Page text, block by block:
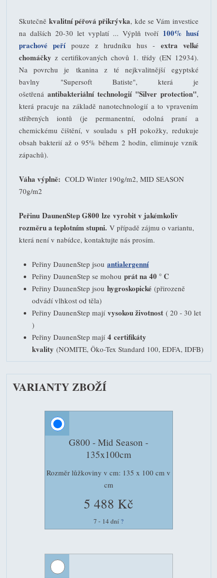
Skutečně kvalitní péřová přikrývka, kde se Vám investice
na dalších 20-30 let vyplatí ... Výplň tvoří 100% husí
prachové peřípouze z hrudníku hus - extra velké
chomáčky z certifikovaných chovů 1. třídy (EN 12934).
Na povrchu je tkanina z té nejkvalitnější egyptské
bavlny "Supersoft Batiste", která je
ošetřenáantibakteriální technologií "Silver protection",
která pracuje na základě nanotechnologií a to vpravením
stříbrných iontů (je permanentní, odolná praní a
chemickému čištění, v souladu s pH pokožky, redukuje
obsah bakterií až o 95% během 2 hodin, eliminuje vznik
zápachů).
Váha výplně: COLD Winter 190g/m2, MID SEASON
70g/m2
Peřinu DaunenStep G800 lze vyrobit v jakémkoliv
rozměru a teplotním stupni. V případě zájmu o variantu,
která není v nabídce, kontaktujte nás prosím.
Peřiny DaunenStep jsou antialergenní
Peřiny DaunenStep se mohou prát na 40 ° C
Peřiny DaunenStep jsou hygroskopické (přirozeně
odvádí vlhkost od těla)
Peřiny DaunenStep mají vysokou životnost ( 20 - 30 let
)
Peřiny DaunenStep mají 4 certifikáty
kvality (NOMITE, Öko-Tex Standard 100, EDFA, IDFB)
VARIANTY ZBOŽÍ
G800 - Mid Season -
135x100cm
Rozměr lůžkoviny v cm: 135 x 100 cm v
cm
5 488 Kč
7 - 14 dní ?